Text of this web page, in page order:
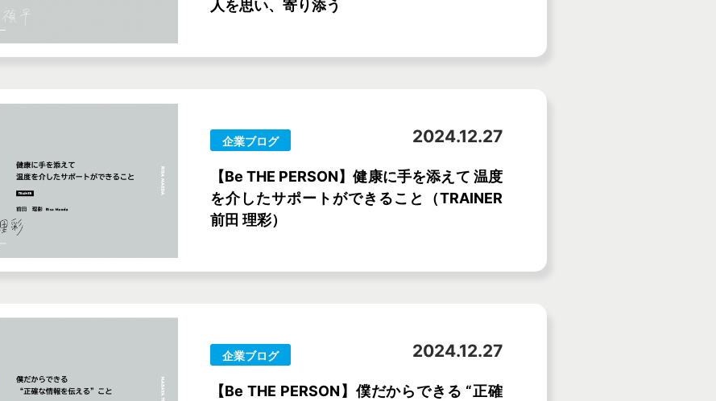
人を思い、寄り添う
企業ブログ 2024.12.27
【Be THE PERSON】健康に手を添えて 温度
を介したサポートができること（TRAINER
前田 理彩）
企業ブログ 2024.12.27
【Be THE PERSON】僕だからできる “正確